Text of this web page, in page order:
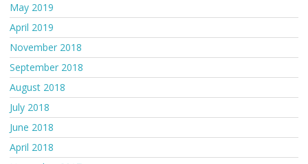
May 2019
April 2019
November 2018
September 2018
August 2018
July 2018
June 2018
April 2018